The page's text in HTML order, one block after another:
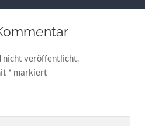
nicht veröffentlicht.
* markiert